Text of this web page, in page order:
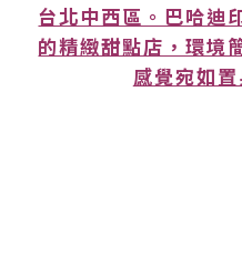
台北中西區。巴哈迪
的精緻甜點店，環境
感覺宛如